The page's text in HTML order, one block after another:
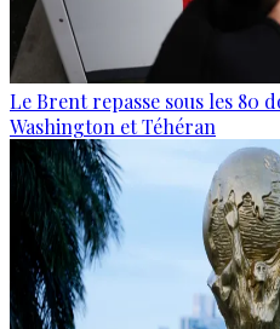
Le Brent repasse sous les 80
Washington et Téhéran